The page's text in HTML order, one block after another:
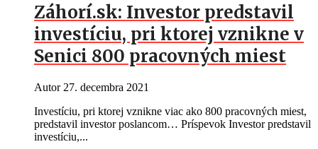
Záhorí.sk: Investor predstavil
investíciu, pri ktorej vznikne v
Senici 800 pracovných miest
Autor 27. decembra 2021
Investíciu, pri ktorej vznikne viac ako 800 pracovných miest,
predstavil investor poslancom… Príspevok Investor predstavil
investíciu,...